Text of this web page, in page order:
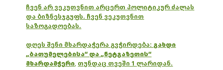
ჩვენ არ ვეკუთვნით არცერთ პოლიტიკურ ძალას
და ბიზნესჯგუფს. ჩვენ ვეკუთვნით
საზოგადოებას.
დღეს შენი მხარდაჭერა გვჭირდება: გახდი
„ბათუმელებისა“ და „ნეტგაზეთის“
მხარდამჭერი, თუნდაც თვეში 1 ლარიდან.